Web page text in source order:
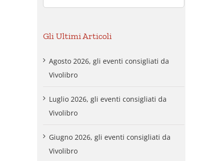
per:
Gli Ultimi Articoli
Agosto 2026, gli eventi consigliati da
Vivolibro
Luglio 2026, gli eventi consigliati da
Vivolibro
Giugno 2026, gli eventi consigliati da
Vivolibro